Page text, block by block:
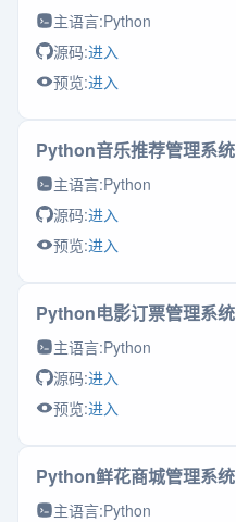
主语言:Python
源码:进入
预览:进入
Python音乐推荐管理系统
主语言:Python
源码:进入
预览:进入
Python电影订票管理系统
主语言:Python
源码:进入
预览:进入
Python鲜花商城管理系统
主语言:Python